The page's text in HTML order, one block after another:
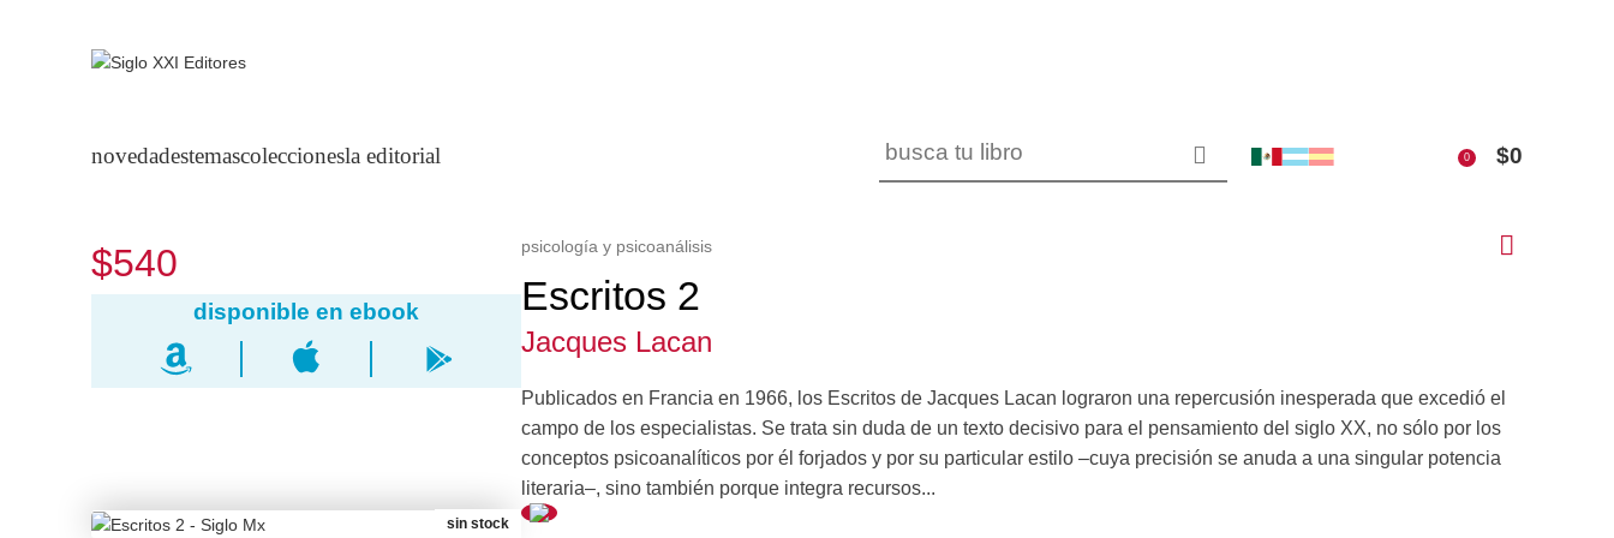
novedadestemascoleccionesla editorial 0 $0
sin stock
$540 psicología y psicoanálisis
Escritos 2
Jacques Lacan
Publicados en Francia en 1966, los Escritos de Jacques Lacan lograron una repercusión inesperada que excedió el
campo de los especialistas. Se trata sin duda de un texto decisivo para el pensamiento del siglo XX, no sólo por los
conceptos psicoanalíticos por él forjados y por su particular estilo –cuya precisión se anuda a una singular potencia
literaria–, sino también porque integra recursos...